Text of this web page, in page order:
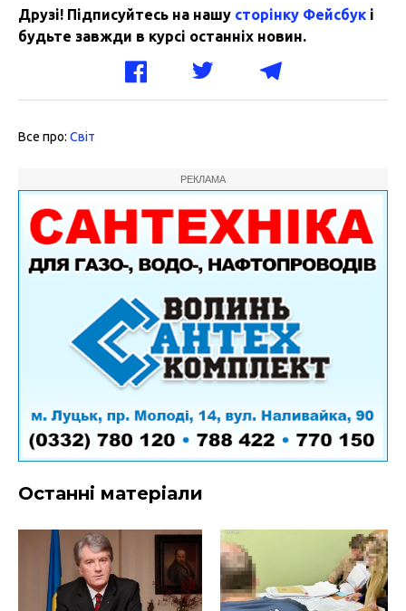
Друзі! Підписуйтесь на нашу сторінку Фейсбук і
будьте завжди в курсі останніх новин.
Все про: Світ
РЕКЛАМА
Останні матеріали